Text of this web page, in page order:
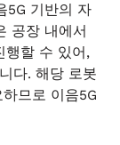
5G 기반의 자
공장 내에서
행할 수 있어,
다. 해당 로봇
므로 이음5G